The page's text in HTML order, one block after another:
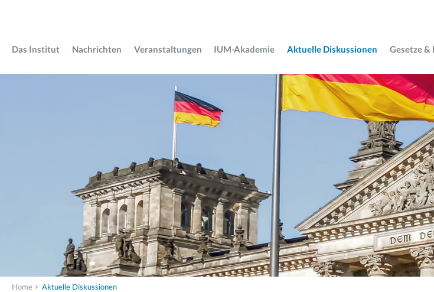
Das Institut Nachrichten Veranstaltungen IUM-Akademie Aktuelle Diskussionen Gesetze
Home > Aktuelle Diskussionen